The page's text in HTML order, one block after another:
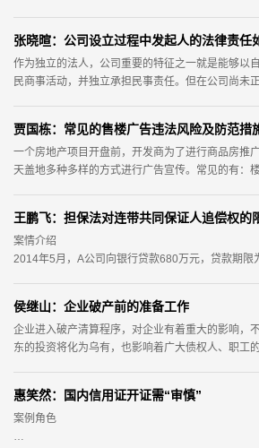
张晓暄：公司设立过程中发起人的法律责任
作为独立的法人，公司重要的特征之一就是能够以
民商事活动，并独立承担民事责任。但在公司尚未
贾国栋：常见的售楼广告违法风险及防范措
一个房地产项目开盘前，开发商为了进行商品房推
天盖地多种多样的方式进行广告宣传。常见的有：
王鹏飞：担保法对连带共同保证人追偿权的
案情介绍
2014年5月，A公司向银行贷款680万元，贷款期限
侯继山：企业破产前的准备工作
企业进入破产清算程序，对企业有着重大的影响，
东的投资将化为乌有，也影响着广大债权人、职工
惠笑然：国内信用证开证需“审慎”
案例角色